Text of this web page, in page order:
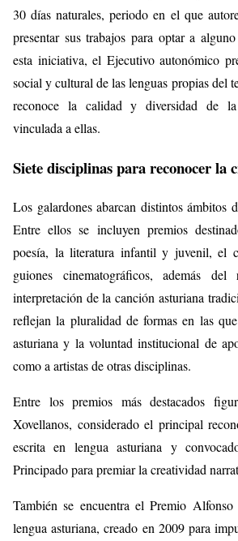
30 días naturales, periodo en el que
presentar sus trabajos para optar a
esta iniciativa, el Ejecutivo autonómico
social y cultural de las lenguas propias del
reconoce la calidad y diversidad de la
vinculada a ellas.
Siete disciplinas para reconocer la
Los galardones abarcan distintos ámbitos
Entre ellos se incluyen premios
poesía, la literatura infantil y juvenil, el
guiones cinematográficos, además
interpretación de la canción asturiana
reflejan la pluralidad de formas en las
asturiana y la voluntad institucional de
como a artistas de otras disciplinas.
Entre los premios más destacados
Xovellanos, considerado el principal
escrita en lengua asturiana y
Principado para premiar la creatividad
También se encuentra el Premio
lengua asturiana, creado en 2009 para